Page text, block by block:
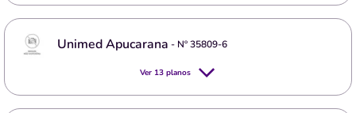
Unimed Apucarana - Nº35809-6
Ver 13 planos